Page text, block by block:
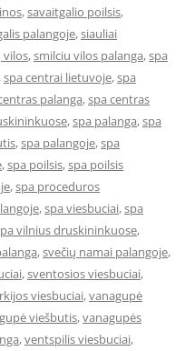
,savaitgalio poilsis,
palangoje,siauliai
vilos,smilciu vilos palanga,spa
,spa centrai lietuvoje,spa
palanga,spa centras
,spa palanga,spa
,spa palangoje,spa
,spa poilsis,spa poilsis
,spa proceduros
,spa viesbuciai,spa
vilnius druskininkuose,
,svečių namai palangoje,
,sventosios viesbuciai,
viesbuciai,vanagupė
viešbutis,vanagupės
,ventspilis viesbuciai,